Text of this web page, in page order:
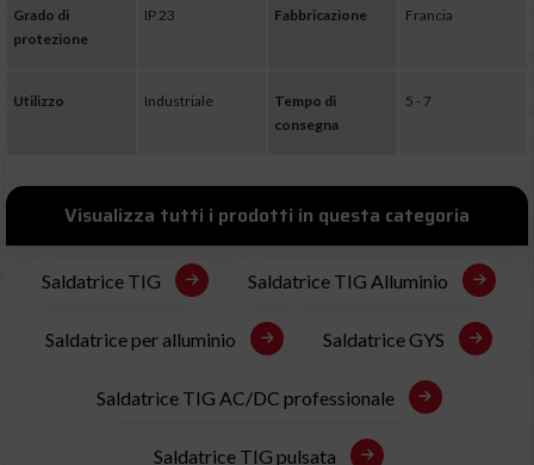
Grado di
protezione
IP 23 Fabbricazione Francia
Utilizzo Industriale
Tempo di
consegna
5 - 7
Visualizza tutti i prodotti in questa categoria
Saldatrice TIG Saldatrice TIG Alluminio
Saldatrice per alluminio Saldatrice GYS
Saldatrice TIG AC/DC professionale
Saldatrice TIG pulsata